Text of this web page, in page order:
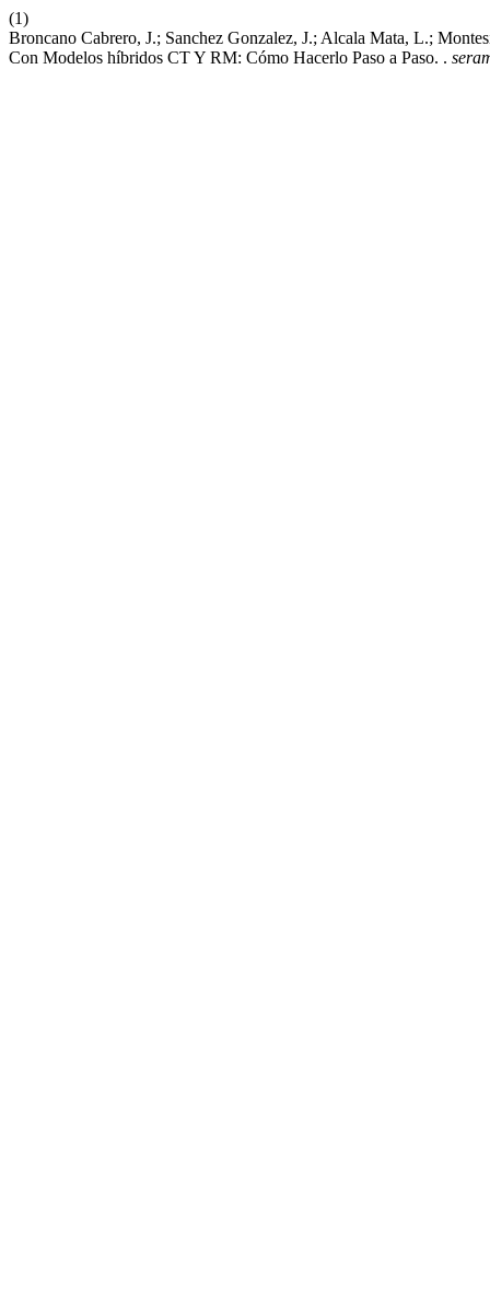
(1)
Broncano Cabrero, J.; Sanchez Gonzalez, J.; Alcala Mata, L.;
Con Modelos híbridos CT Y RM: Cómo Hacerlo Paso a Paso. .